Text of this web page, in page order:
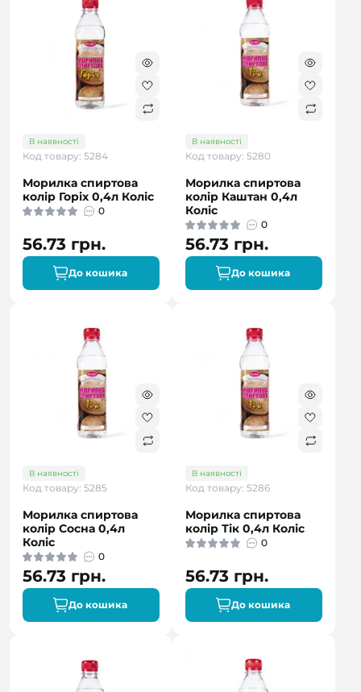
В наявності
Код товару: 5284
Морилка спиртова
колір Горіх 0,4л Коліс
0
56.73 грн.
До кошика
В наявності
Код товару: 5280
Морилка спиртова
колір Каштан 0,4л
Коліс
0
56.73 грн.
До кошика
В наявності
Код товару: 5285
Морилка спиртова
колір Сосна 0,4л
Коліс
0
56.73 грн.
До кошика
В наявності
Код товару: 5286
Морилка спиртова
колір Тік 0,4л Коліс
0
56.73 грн.
До кошика